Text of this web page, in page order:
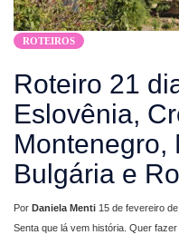
ROTEIROS
Roteiro 21
Eslovênia,
Montenegro,
Bulgária e
Por Daniela Menti 15 de fevereiro
Senta que lá vem história. Quer